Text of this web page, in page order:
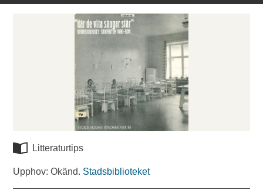
Litteraturtips
Upphov: Okänd. Stadsbiblioteket